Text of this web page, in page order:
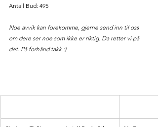
Antall Bud: 495
Noe avvik kan forekomme, gjerne send inn til oss
om dere ser noe som ikke er riktig. Da retter vi på
det. På forhånd takk :)